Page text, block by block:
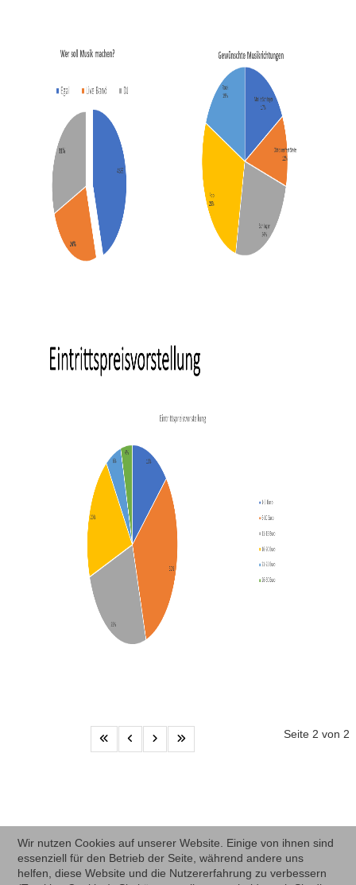
Seite 2 von 2
Wir nutzen Cookies auf unserer Website. Einige von ihnen sind
essenziell für den Betrieb der Seite, während andere uns
helfen, diese Website und die Nutzererfahrung zu verbessern